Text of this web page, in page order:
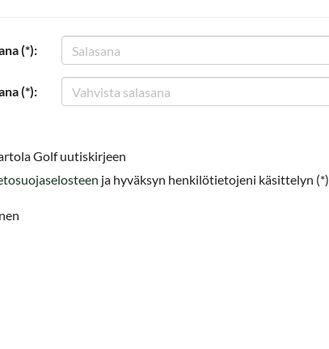
(*):
(*):
Golf uutiskirjeen
ja hyväksyn henkilötietojeni käsittelyn (*)